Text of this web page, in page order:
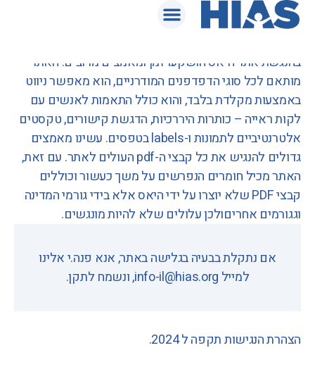
הצהרת נגישות
בהנגשת אתר היאס הושקעו זמן ומאמצים מרובים. האתר
מותאם לכל סוגי הדפדפנים המודרניים, הוא מאפשר ניווט
באמצעות מקלדת בלבד, והוא כולל התאמות לאנשים עם
לקות ראייה – כותרות היררכיות, הדגשת קישורים, טקסטים
אלטרנטיביים לתמונות ו-labels בטפסים. עשינו מאמצים
גדולים להנגיש את כל קבצי ה-pdf העולים לאתר. עם זאת,
האתר מכיל חומרים הנפרשים על משך כעשור וכוללים
קבצי PDF שלא יוצרו על ידי היאס אלא בידי גורמי המדינה
וגגורמים אחריםולכן עלולים שלא להיות מונגשים.
אם נתקלת בבעיה בגלישה באתר, אנא פנה.י אלינו
למייל info-il@hias.org, ונשמח לתקן.
הצהרת הנגישות תקפה ל 2024.